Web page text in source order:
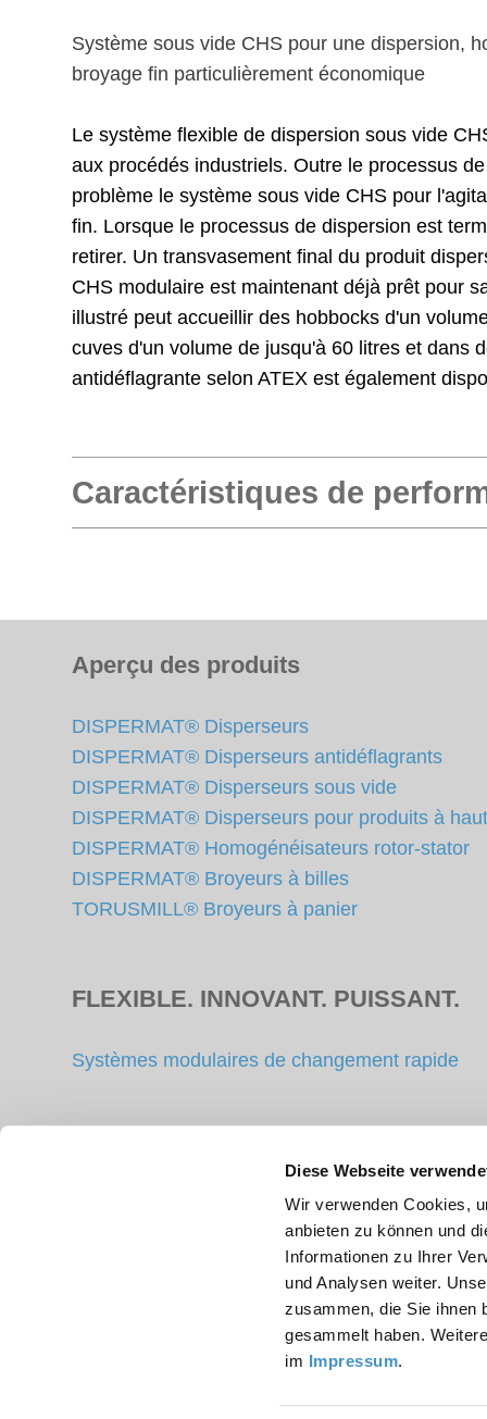
Diese Webseite
Wir verwenden Cookies,
anbieten zu können und
Informationen zu Ihrer
und Analysen weiter.
zusammen, die Sie ihnen
gesammelt haben.
im Impressum.
Système sous vide CHS pour une dispersion,
broyage fin particulièrement économique
Le système flexible de dispersion sous vide
aux procédés industriels. Outre le processus
problème le système sous vide CHS pour
fin. Lorsque le processus de dispersion est
retirer. Un transvasement final du produit
CHS modulaire est maintenant déjà prêt pour
illustré peut accueillir des hobbocks d'un
cuves d'un volume de jusqu'à 60 litres et dans
antidéflagrante selon ATEX est également
Caractéristiques de
Aperçu des produits
DISPERMAT® Disperseurs
DISPERMAT® Disperseurs antidéflagrants
DISPERMAT® Disperseurs sous vide
DISPERMAT® Disperseurs pour produits à
DISPERMAT® Homogénéisateurs rotor-stator
DISPERMAT® Broyeurs à billes
TORUSMILL® Broyeurs à panier
FLEXIBLE. INNOVANT. PUISSANT.
Systèmes modulaires de changement rapide
Outils d'agitation, de dispersion et de broyage